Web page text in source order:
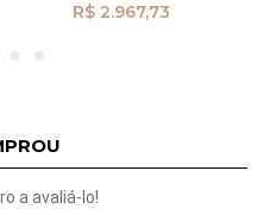
R$ 2.967,73
a avaliá-lo!